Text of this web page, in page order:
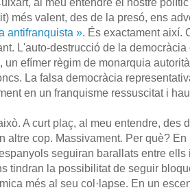
més valent, des de la presó, ens
antifranquista ». És exactament així.
L'auto-destrucció de la
un efímer règim de monarquia
La falsa democràcia
en un franquisme ressuscitat i
A curt plaç, al meu entendre, des
altre cop. Massivament. Per què?
seguiran barallats entre
tindran la possibilitat de seguir
més al seu col·lapse. En un